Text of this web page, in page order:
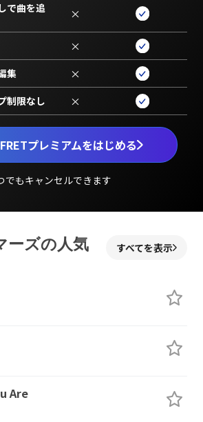
プレミアムをはじめる
でもキャンセルできます
で曲を追
×
×
集 ×
制限なし ×
ーズの人気
すべてを表示
Are